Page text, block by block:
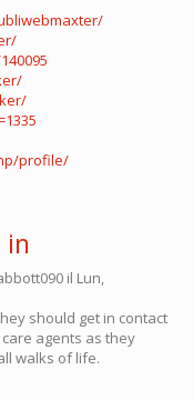
profile/
in
il Lun,
should get in contact
agents as they
walks of life.